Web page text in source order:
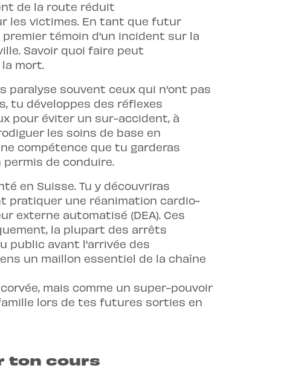
de la route réduit
les victimes. En tant que futur
témoin d'un incident sur la
Savoir quoi faire peut
mort.
paralyse souvent ceux qui n'ont pas
tu développes des réflexes
pour éviter un sur-accident, à
les soins de base en
compétence que tu garderas
de conduire.
en Suisse. Tu y découvriras
pratiquer une réanimation cardio-
externe automatisé (DEA). Ces
la plupart des arrêts
public avant l'arrivée des
un maillon essentiel de la chaîne
mais comme un super-pouvoir
lors de tes futures sorties en
ton cours